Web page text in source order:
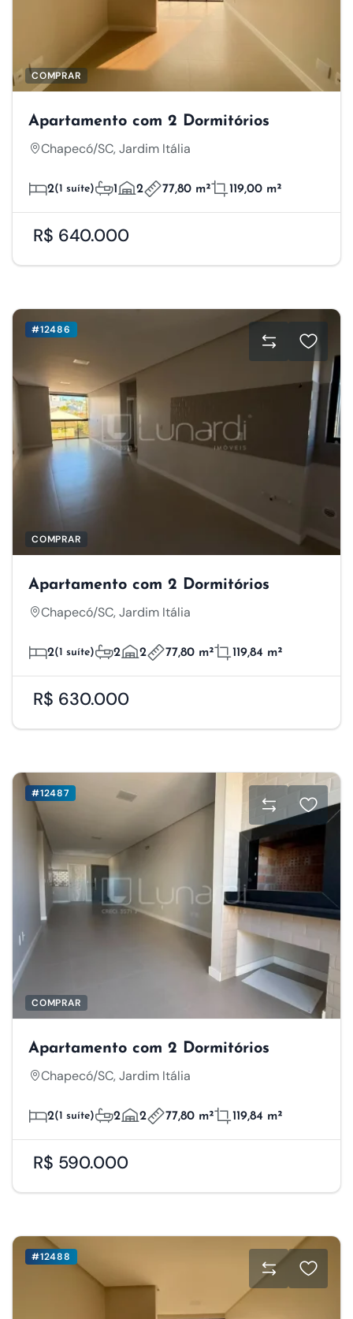
COMPRAR
Apartamento com 2 Dormitórios
Chapecó/SC, Jardim Itália
2(1 suíte) 1 2 77,80 m² 119,00 m²
R$ 640.000
#12486
COMPRAR
Apartamento com 2 Dormitórios
Chapecó/SC, Jardim Itália
2(1 suíte) 2 2 77,80 m² 119,84 m²
R$ 630.000
#12487
COMPRAR
Apartamento com 2 Dormitórios
Chapecó/SC, Jardim Itália
2(1 suíte) 2 2 77,80 m² 119,84 m²
R$ 590.000
#12488